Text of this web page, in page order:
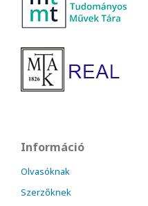
Információ
Olvasóknak
Szerzőknek